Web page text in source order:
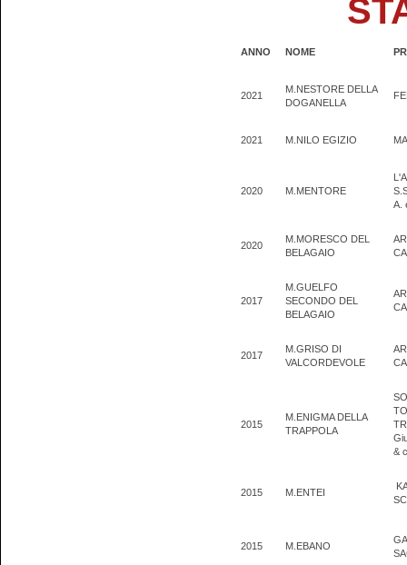
ANNO NOME
2021
M.NESTORE DELLA
DOGANELLA
2021 M.NILO EGIZIO
2020 M.MENTORE
A.
2020
M.MORESCO DEL
BELAGAIO
2017
M.GUELFO
SECONDO DEL
BELAGAIO
2017
M.GRISO DI
VALCORDEVOLE
2015
M.ENIGMA DELLA
TRAPPOLA
&
2015 M.ENTEI
2015 M.EBANO